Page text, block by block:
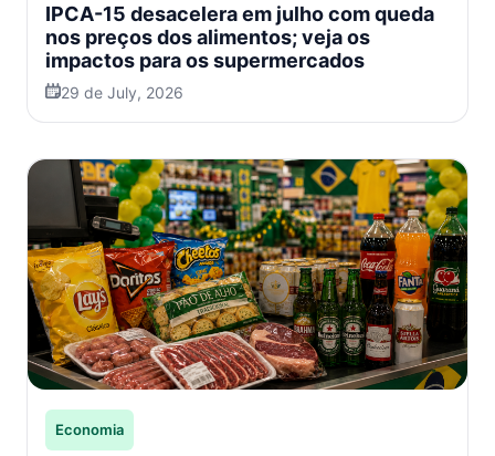
IPCA-15 desacelera em julho com queda
nos preços dos alimentos; veja os
impactos para os supermercados
29 de July, 2026
Economia